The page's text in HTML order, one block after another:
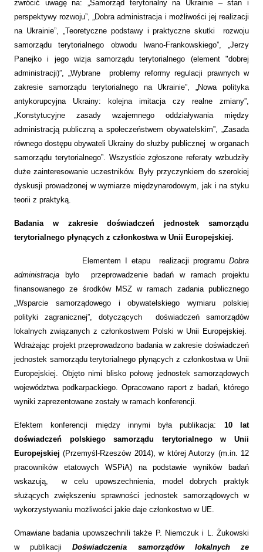
zwrócić uwagę na: „Samorząd terytorialny na Ukrainie – stan i
perspektywy rozwoju”, „Dobra administracja i możliwości jej realizacji
na Ukrainie”, „Teoretyczne podstawy i praktyczne skutki rozwoju
samorządu terytorialnego obwodu Iwano-Frankowskiego”, „Jerzy
Panejko i jego wizja samorządu terytorialnego (element "dobrej
administracji)”, „Wybrane problemy reformy regulacji prawnych w
zakresie samorządu terytorialnego na Ukrainie”, „Nowa polityka
antykorupcyjna Ukrainy: kolejna imitacja czy realne zmiany”,
„Konstytucyjne zasady wzajemnego oddziaływania między
administracją publiczną a społeczeństwem obywatelskim”, „Zasada
równego dostępu obywateli Ukrainy do służby publicznej w organach
samorządu terytorialnego”. Wszystkie zgłoszone referaty wzbudziły
duże zainteresowanie uczestników. Były przyczynkiem do szerokiej
dyskusji prowadzonej w wymiarze międzynarodowym, jak i na styku
teorii z praktyką.
Badania w zakresie doświadczeń jednostek samorządu
terytorialnego płynących z członkostwa w Unii Europejskiej.
Elementem I etapu realizacji programu Dobra
administracja było przeprowadzenie badań w ramach projektu
finansowanego ze środków MSZ w ramach zadania publicznego
„Wsparcie samorządowego i obywatelskiego wymiaru polskiej
polityki zagranicznej”, dotyczących doświadczeń samorządów
lokalnych związanych z członkostwem Polski w Unii Europejskiej.
Wdrażając projekt przeprowadzono badania w zakresie doświadczeń
jednostek samorządu terytorialnego płynących z członkostwa w Unii
Europejskiej. Objęto nimi blisko połowę jednostek samorządowych
województwa podkarpackiego. Opracowano raport z badań, którego
wyniki zaprezentowane zostały w ramach konferencji.
Efektem konferencji między innymi była publikacja: 10 lat
doświadczeń polskiego samorządu terytorialnego w Unii
Europejskiej (Przemyśl-Rzeszów 2014), w której Autorzy (m.in. 12
pracowników etatowych WSPiA) na podstawie wyników badań
wskazują, w celu upowszechnienia, model dobrych praktyk
służących zwiększeniu sprawności jednostek samorządowych w
wykorzystywaniu możliwości jakie daje członkostwo w UE.
Omawiane badania upowszechnili także P. Niemczuk i L. Żukowski
w publikacjiDoświadczenia samorządów lokalnych ze